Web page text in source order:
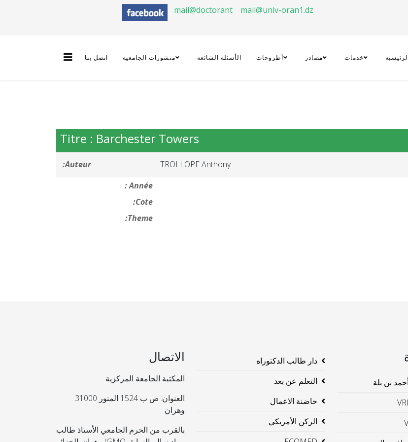
mail@doctorant mail@univ-oran1.dz
خدمات مصادر أطروحات الأسئلة الشائعة منشورات الجامعية اتصل بنا
Titre : Barchester Towers
Auteur:
TROLLOPE Anthony
Année :
Cote:
Theme:
دار طالب الدكتوراه
التعلم عن بعد
حاضنة الاعمال
الركن الأمريكي
الاتصال
المكتبة الجامعة المركزية
العنوان: ص ب 1524 المنور 31000
وهران
بالقرب من الحرم الجامعي الأستاذ طالب